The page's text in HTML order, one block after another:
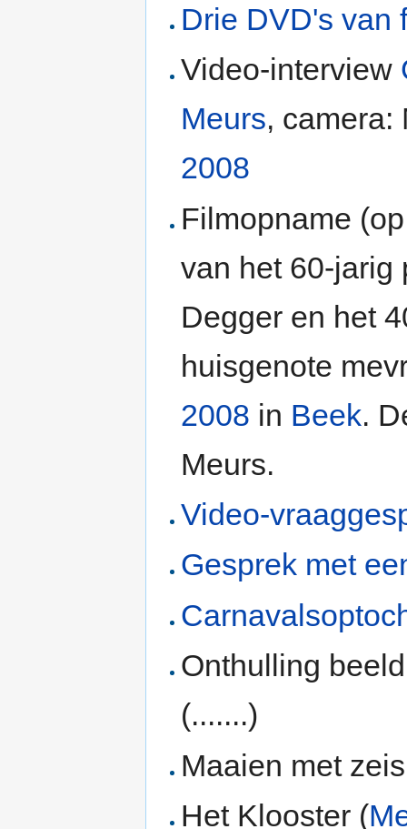
Drie DVD's van
Video-interview
Meurs, camera:
2008
Filmopname
van het 60-jarig
Degger en het
huisgenote
2008 in Beek.
Meurs.
Video-
Gesprek met
Onthulling
(.......)
Maaien met
Het Klooster (